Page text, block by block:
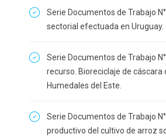
Serie Documentos de Trabajo
sectorial efectuada en Uruguay.
Serie Documentos de Trabajo
recurso. Bioreciclaje de cáscara
Humedales del Este.
Serie Documentos de Trabajo
productivo del cultivo de arroz